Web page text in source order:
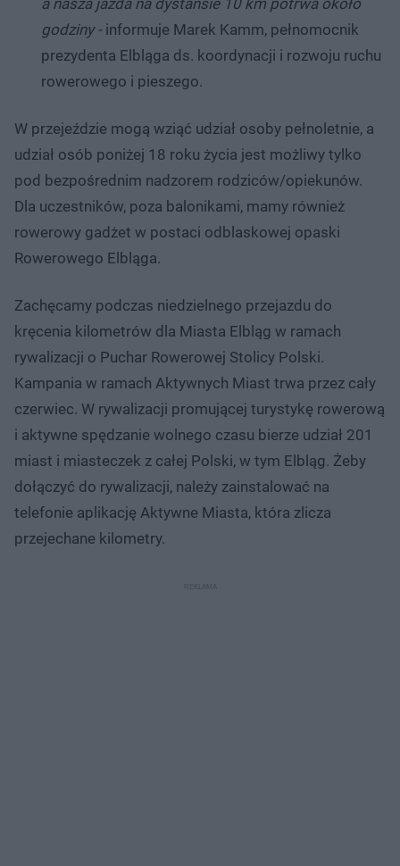
godziny - informuje Marek Kamm, pełnomocnik
prezydenta Elbląga ds. koordynacji i rozwoju ruchu
rowerowego i pieszego.
W przejeździe mogą wziąć udział osoby pełnoletnie, a
udział osób poniżej 18 roku życia jest możliwy tylko
pod bezpośrednim nadzorem rodziców/opiekunów.
Dla uczestników, poza balonikami, mamy również
rowerowy gadżet w postaci odblaskowej opaski
Rowerowego Elbląga.
Zachęcamy podczas niedzielnego przejazdu do
kręcenia kilometrów dla Miasta Elbląg w ramach
rywalizacji o Puchar Rowerowej Stolicy Polski.
Kampania w ramach Aktywnych Miast trwa przez cały
czerwiec. W rywalizacji promującej turystykę rowerową
i aktywne spędzanie wolnego czasu bierze udział 201
miast i miasteczek z całej Polski, w tym Elbląg. Żeby
dołączyć do rywalizacji, należy zainstalować na
telefonie aplikację Aktywne Miasta, która zlicza
przejechane kilometry.